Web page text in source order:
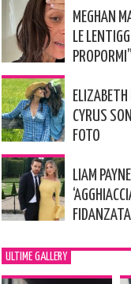
MEGHAN
LE
PROPORMI”
ELIZABETH
CYRUS
FOTO
LIAM
ULTIME GALLERY